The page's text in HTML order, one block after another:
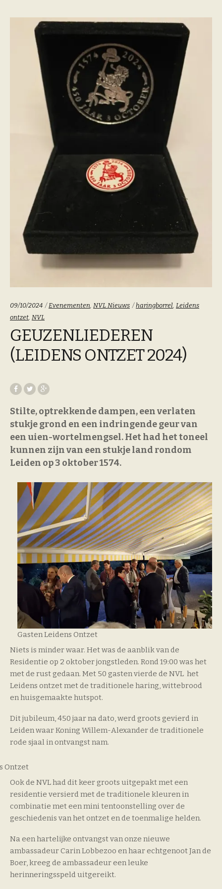
09/10/2024 Categoriën:
Evenementen, NVL Nieuws Tags:
haringborrel, Leidens
ontzet, NVL
GEUZENLIEDEREN
(LEIDENS ONTZET 2024)
Stilte, optrekkende dampen, een verlaten
stukje grond en een indringende geur van
een uien-wortelmengsel. Het had het toneel
kunnen zijn van een stukje land rondom
Leiden op 3 oktober 1574.
Gasten Leidens Ontzet
Niets is minder waar. Het was de aanblik van de
Residentie op 2 oktober jongstleden. Rond 19:00 was het
met de rust gedaan. Met 50 gasten vierde de NVL het
Leidens ontzet met de traditionele haring, wittebrood
en huisgemaakte hutspot.
Dit jubileum, 450 jaar na dato, werd groots gevierd in
Leiden waar Koning Willem-Alexander de traditionele
rode sjaal in ontvangst nam.
Ontzet
Ook de NVL had dit keer groots uitgepakt met een
residentie versierd met de traditionele kleuren in
combinatie met een mini tentoonstelling over de
geschiedenis van het ontzet en de toenmalige helden.
Na een hartelijke ontvangst van onze nieuwe
ambassadeur Carin Lobbezoo en haar echtgenoot Jan de
Boer, kreeg de ambassadeur een leuke
herinneringsspeld uitgereikt.